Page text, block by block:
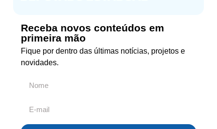
Receba novos conteúdos em
primeira mão
Fique por dentro das últimas notícias, projetos e
novidades.